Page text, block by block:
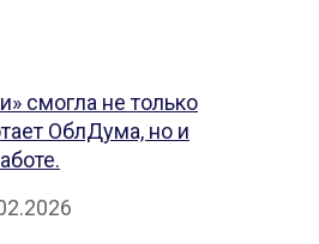
смогла не только
ОблДума, но и